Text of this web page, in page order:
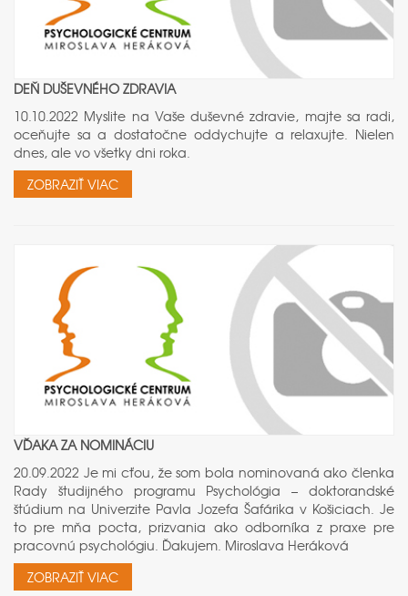
DEŇ DUŠEVNÉHO ZDRAVIA
10.10.2022 Myslite na Vaše duševné zdravie, majte sa radi,
oceňujte sa a dostatočne oddychujte a relaxujte. Nielen
dnes, ale vo všetky dni roka.
ZOBRAZIŤ VIAC
VĎAKA ZA NOMINÁCIU
20.09.2022 Je mi cťou, že som bola nominovaná ako členka
Rady študijného programu Psychológia – doktorandské
štúdium na Univerzite Pavla Jozefa Šafárika v Košiciach. Je
to pre mňa pocta, prizvania ako odborníka z praxe pre
pracovnú psychológiu. Ďakujem. Miroslava Heráková
ZOBRAZIŤ VIAC